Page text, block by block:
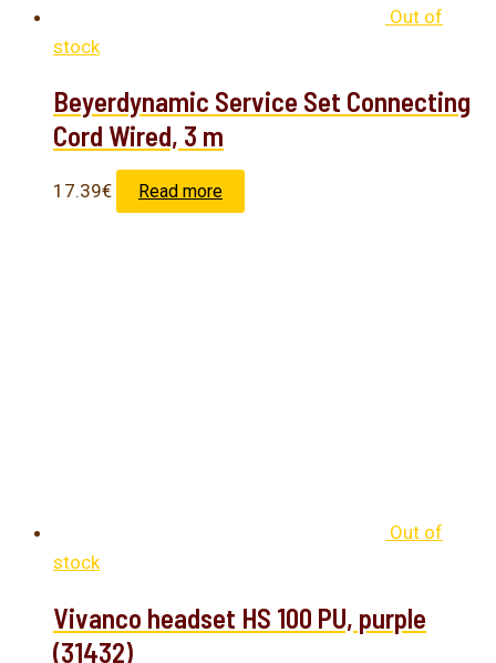
Out of
stock
Beyerdynamic Service Set Connecting
Cord Wired, 3 m
17.39€ Read more
Out of
stock
Vivanco headset HS 100 PU, purple
(31432)